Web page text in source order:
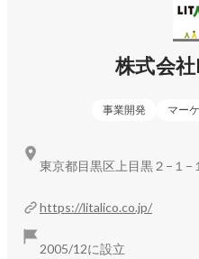
株式会
事業開発 マー
https://litalico.co.jp/
2005/12に設立
東京都目黒区上目黒２−１−